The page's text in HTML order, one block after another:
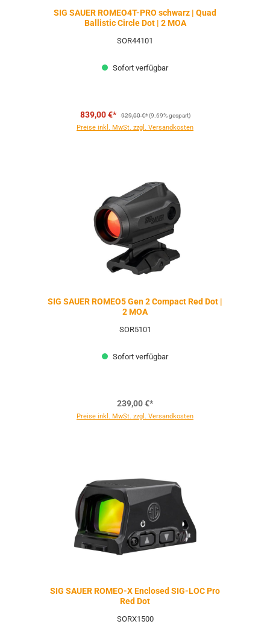
SIG SAUER ROMEO4T-PRO schwarz | Quad
Ballistic Circle Dot | 2 MOA
SOR44101
Sofort verfügbar
839,00 €* Regulärer Preis:
929,00 €* (9.69% gespart)
Preise inkl. MwSt. zzgl. Versandkosten
SIG SAUER ROMEO5 Gen 2 Compact Red Dot |
2 MOA
SOR5101
Sofort verfügbar
239,00 €*
Preise inkl. MwSt. zzgl. Versandkosten
SIG SAUER ROMEO-X Enclosed SIG-LOC Pro
Red Dot
SORX1500